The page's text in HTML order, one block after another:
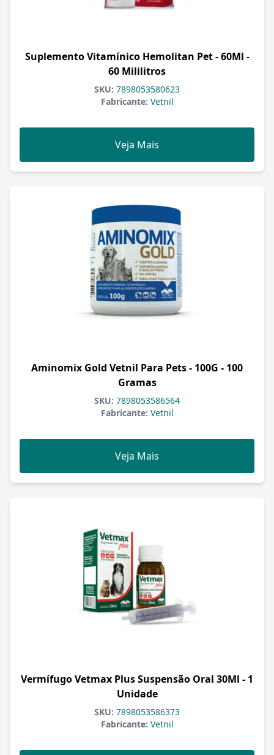
Suplemento Vitamínico Hemolitan Pet - 60Ml -
60 Mililitros
SKU: 7898053580623
Fabricante: Vetnil
Veja Mais
Aminomix Gold Vetnil Para Pets - 100G - 100
Gramas
SKU: 7898053586564
Fabricante: Vetnil
Veja Mais
Vermífugo Vetmax Plus Suspensão Oral 30Ml - 1
Unidade
SKU: 7898053586373
Fabricante: Vetnil